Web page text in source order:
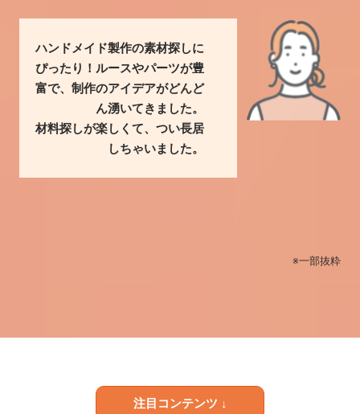
ハンドメイド製作の素材探しに
ぴったり！ルースやパーツが豊
富で、制作のアイデアがどんど
ん湧いてきました。
材料探しが楽しくて、つい長居
しちゃいました。
※一部抜粋
注目コンテンツ ↓